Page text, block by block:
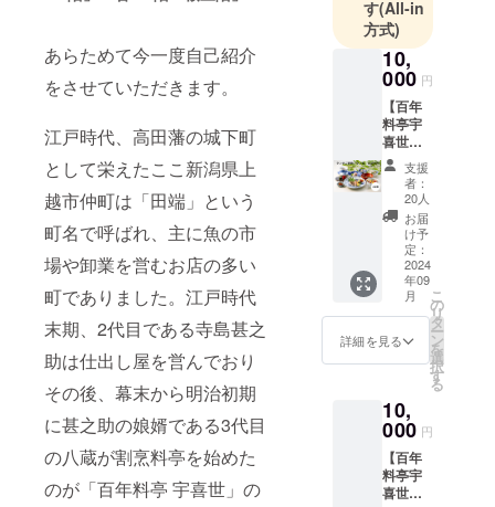
あらためて今一度自己紹介
をさせていただきます。
江戸時代、高田藩の城下町
として栄えたここ新潟県上
越市仲町は「田端」という
町名で呼ばれ、主に魚の市
場や卸業を営むお店の多い
町でありました。江戸時代
末期、2代目である寺島甚之
助は仕出し屋を営んでおり
その後、幕末から明治初期
に甚之助の娘婿である3代目
の八蔵が割烹料亭を始めた
のが「百年料亭 宇喜世」の
す(All-in
方式)
10,
000 円
【百年
料亭宇
喜世
ランチ
ご招待
プラン
Ａ＜1名
様＞】
■心から
感謝の
気持ち
を込め
てお礼
のメー
ルを送
だきま
す。 ■
宇喜世
で3,000
円相当
のラン
支援
者：
20人
お届
け予
定：
2024
年09
月
詳細を見る
こ
の
リ
タ
ー
ン
を
選
択
す
る
10,
000 円
【百年
料亭宇
喜世